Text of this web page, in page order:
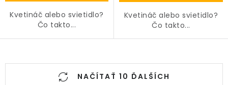
Kvetináč alebo svietidlo?
Čo takto...
Kvetináč alebo svietidlo?
Čo takto...
O
NAČÍTAŤ 10 ĎALŠÍCH